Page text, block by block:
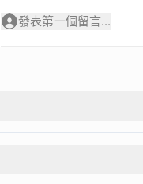
發表第一個留言...